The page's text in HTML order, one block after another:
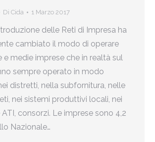
Di Cida 1 Marzo 2017
delle Reti di Impresa ha
cambiato il modo di operare
e medie imprese che in realtà sul
sempre operato in modo
distretti, nella subfornitura, nelle
nei sistemi produttivi locali, nei
ATI, consorzi. Le imprese sono 4,2
Nazionale…